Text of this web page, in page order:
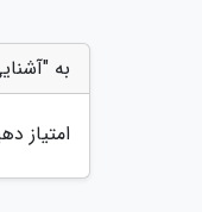
به
امتیاز